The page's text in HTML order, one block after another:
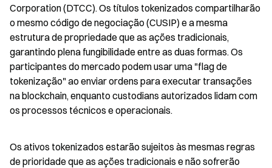
Corporation (DTCC). Os títulos tokenizados compartilharão
o mesmo código de negociação (CUSIP) e a mesma
estrutura de propriedade que as ações tradicionais,
garantindo plena fungibilidade entre as duas formas. Os
participantes do mercado podem usar uma "flag de
tokenização" ao enviar ordens para executar transações
na blockchain, enquanto custodians autorizados lidam com
os processos técnicos e operacionais.
Os ativos tokenizados estarão sujeitos às mesmas regras
de prioridade que as ações tradicionais e não sofrerão